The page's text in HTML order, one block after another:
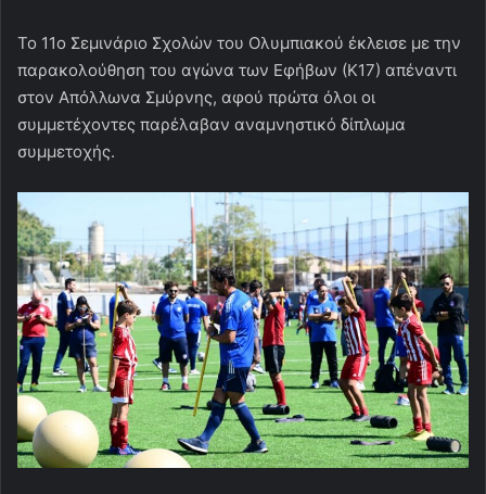
Το 11ο Σεμινάριο Σχολών του Ολυμπιακού έκλεισε με την
παρακολούθηση του αγώνα των Εφήβων (Κ17) απέναντι
στον Απόλλωνα Σμύρνης, αφού πρώτα όλοι οι
συμμετέχοντες παρέλαβαν αναμνηστικό δίπλωμα
συμμετοχής.